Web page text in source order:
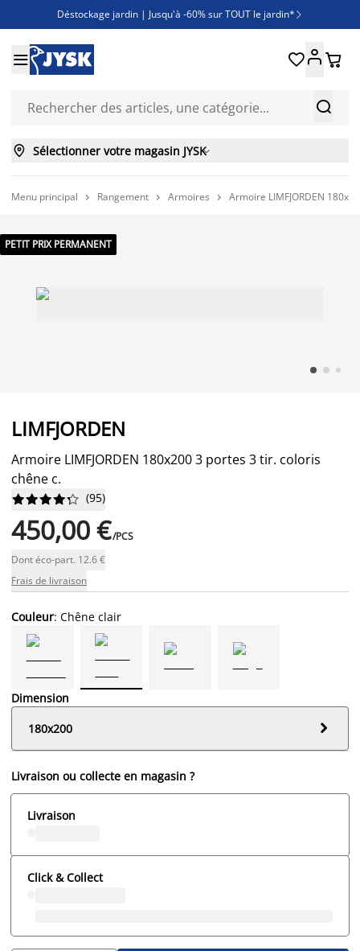
Déstockage jardin | Jusqu'à -60% sur TOUT le jardin* 
Jusqu'à -50% sur une sélection literie
Découvrez les nouveautés de la collection


 
 Sélectionner votre magasin JYSK
Menu principal  Rangement  Armoires  Armoire LIMFJORDEN
PETIT PRIX PERMANENT
LIMFJORDEN
Armoire LIMFJORDEN 180x200 3 portes 3 tir. coloris
chêne c.





 (95)
450,00 €/PCS
Dont éco-part. 12.6 €
Frais de livraison
Couleur: Chêne clair
Dimension
180x200

Livraison ou collecte en magasin ?
Livraison
Click & Collect